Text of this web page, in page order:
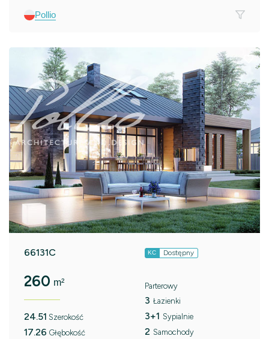
Pollio
66131C KC Dostępny
260 m²
24.51 Szerokość
17.26 Głębokość
Parterowy
3 Łazienki
3+1 Sypialnie
2 Samochody